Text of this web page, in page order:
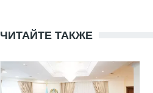
ЧИТАЙТЕ ТАКЖЕ